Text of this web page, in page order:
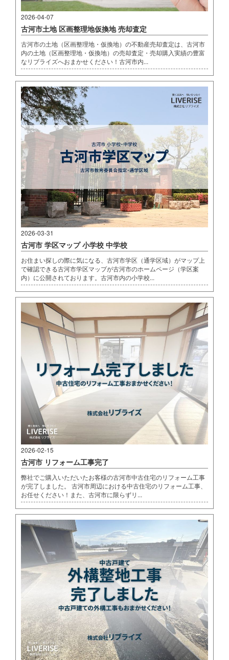
2026-04-07
古河市土地 区画整理地仮換地 売却査定
古河市の土地（区画整理地・仮換地）の不動産売却査定は、古河市
内の土地（区画整理地・仮換地）の売却査定・売却購入実績の豊富
なリブライズへおまかせください！古河市内...
2026-03-31
古河市 学区マップ 小学校 中学校
お住まい探しの際に気になる、古河市学区（通学区域）がマップ上
で確認できる古河市学区マップが古河市のホームページ（学区案
内）に公開されております。古河市内の小学校...
2026-02-15
古河市 リフォーム工事完了
弊社でご購入いただいたお客様の古河市中古住宅のリフォーム工事
が完了しました。 古河市周辺における中古住宅のリフォーム工事、
お任せください！また、古河市に限らずリ...